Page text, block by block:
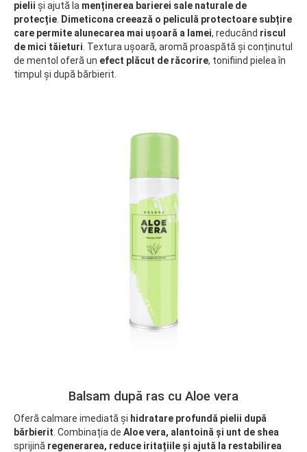
pielii și ajută la menținerea barierei sale naturale de
protecție Dimeticona creează o peliculă protectoare subțire
care permite alunecarea mai ușoară a lamei, reducând riscul
de mici tăieturi . Textura ușoară, aromă proaspătă și conținutul
de mentol oferă un efect plăcut de răcorire, tonifiind pielea în
timpul și după bărbierit.
Balsam după ras cu Aloe vera
Oferă calmare imediată și hidratare profundă pielii după
bărbierit . Combinația de Aloe vera, alantoină și unt de shea
sprijină regenerarea, reduce iritațiile și ajută la restabilirea